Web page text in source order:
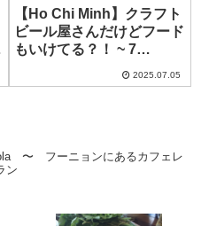
【Ho Chi Minh】クラフト
ビール屋さんだけどフード
もいけてる？！ ~ 7
Room & Restaurant – Le
2025.07.05
〜 フーニョンにあるカフェレ
ン